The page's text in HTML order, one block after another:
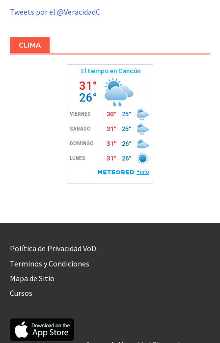
Tweets por el @VeracidadC.
CLIMA
Política de Privacidad VoD
Terminos y Condiciones
Mapa de Sitio
Cursos